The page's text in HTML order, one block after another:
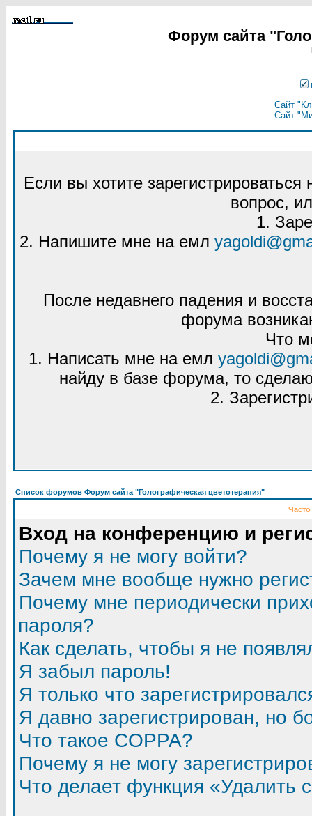
Форум сайта
Сайт
Сайт
Если вы хотите
вопрос,
1.
2. Напишите мне на емл
После недавнего падения и
форума
Что
1. Написать мне на емл
найду в базе форума, то
2.
Список форумов Форум сайта "Голографическая цветотерапия"
Вход на конференцию и
Почему я не могу войти?
Зачем мне вообще нужно
Почему мне периодически
пароля?
Как сделать, чтобы я не
Я забыл пароль!
Я только что
Я давно зарегистрирован, но
Что такое COPPA?
Почему я не могу
Что делает функция «Удалить